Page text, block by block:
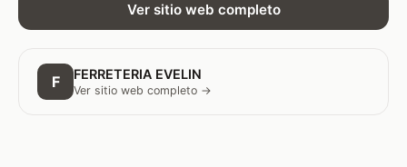
Ver sitio web completo
F FERRETERIA EVELIN
Ver sitio web completo →